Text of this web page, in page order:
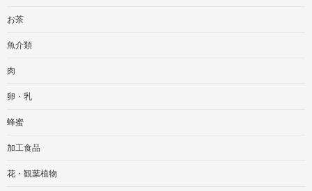
お茶
魚介類
肉
卵・乳
蜂蜜
加工食品
花・観葉植物